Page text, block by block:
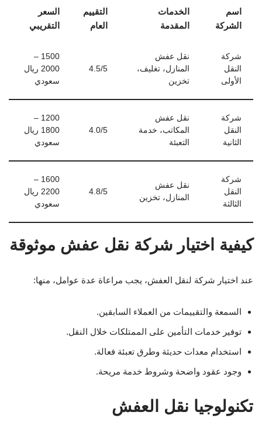
اسم
الشركة
الخدمات
المقدمة
التقييم
العام
السعر
التقريبي
شركة
النقل
الأولى
نقل عفش
المنازل، تغليف،
تخزين
4.5/5
1500 –
2000 ريال
سعودي
شركة
النقل
الثانية
نقل عفش
المكاتب، خدمة
التعبئة
4.0/5
1200 –
1800 ريال
سعودي
شركة
النقل
الثالثة
نقل عفش
المنازل، تخزين
4.8/5
1600 –
2200 ريال
سعودي
كيفية اختيار شركة نقل عفش موثوقة
عند اختيار شركة لنقل العفش، يجب مراعاة عدة عوامل، منها:
السمعة والتقييمات من العملاء السابقين.
توفير خدمات التأمين على الممتلكات خلال النقل.
استخدام معدات حديثة وطرق تعبئة فعالة.
وجود عقود واضحة وشروط خدمة مريحة.
تكنولوجيا نقل العفش